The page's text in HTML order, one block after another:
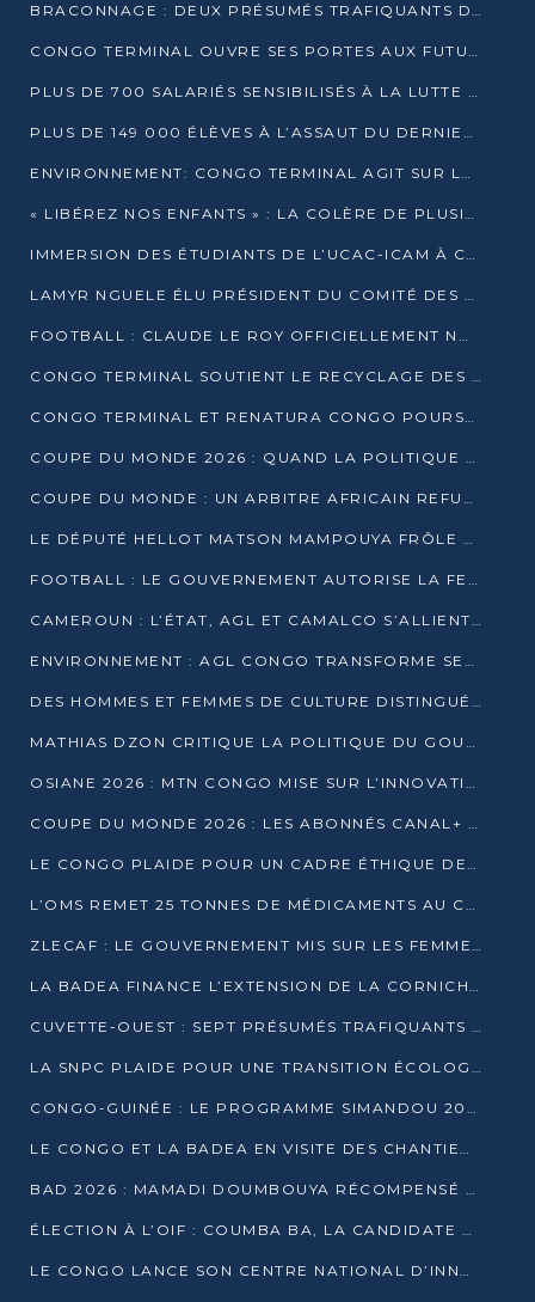
BRACONNAGE : DEUX PRÉSUMÉS TRAFIQUANTS D’HIPPOPOTAME ÉCROUÉS À BRAZZAVILLE
CONGO TERMINAL OUVRE SES PORTES AUX FUTURS INGÉNIEURS DE L’UCAC-ICAM
PLUS DE 700 SALARIÉS SENSIBILISÉS À LA LUTTE CONTRE LA TUBERCULOSE À CONGO TERMINAL
PLUS DE 149 000 ÉLÈVES À L’ASSAUT DU DERNIER CEPE
ENVIRONNEMENT: CONGO TERMINAL AGIT SUR LE TERRAIN ET FORME LES PLUS JEUNES
« LIBÉREZ NOS ENFANTS » : LA COLÈRE DE PLUSIEURS MÈRES À BRAZZAVILLE CONTRE LA DGSP
IMMERSION DES ÉTUDIANTS DE L’UCAC-ICAM À CONGO TERMINAL
LAMYR NGUELE ÉLU PRÉSIDENT DU COMITÉ DES MEMBRES D’HONNEUR DU PCT
FOOTBALL : CLAUDE LE ROY OFFICIELLEMENT NOMMÉ SÉLECTIONNEUR DU CONGO
CONGO TERMINAL SOUTIENT LE RECYCLAGE DES DÉCHETS PLASTIQUES À POINTE-NOIRE
CONGO TERMINAL ET RENATURA CONGO POURSUIVENT LEUR COMBAT POUR LA BIODIVERSITÉ
COUPE DU MONDE 2026 : QUAND LA POLITIQUE MENACE L’UNIVERSALITÉ DU FOOTBALL
COUPE DU MONDE : UN ARBITRE AFRICAIN REFUSÉ À L’ENTRÉE DES ÉTATS-UNIS
LE DÉPUTÉ HELLOT MATSON MAMPOUYA FRÔLE LA MORT LORS D’UNE EMBUSCADE DZNS LE POOL
FOOTBALL : LE GOUVERNEMENT AUTORISE LA FECOFOOT À OCCUPER LES COMPLEXES SPORTIFS
CAMEROUN : L’ÉTAT, AGL ET CAMALCO S’ALLIENT POUR UN MÉGA-PROJET FERROVIAIRE
ENVIRONNEMENT : AGL CONGO TRANSFORME SES DÉCHETS EN OUTILS DE FORMATION
DES HOMMES ET FEMMES DE CULTURE DISTINGUÉS POUR LEUR ENGAGEMENT PAR BANTOU CULTURE
MATHIAS DZON CRITIQUE LA POLITIQUE DU GOUVERNEMENT ET ALERTE SUR LA DETTE DU CONGO
OSIANE 2026 : MTN CONGO MISE SUR L’INNOVATION POUR RELEVER LES DÉFIS AFRICAINS
COUPE DU MONDE 2026 : LES ABONNÉS CANAL+ AU CONGO DÉÇUS À QUELQUES JOURS DU COUP D’ENVOI
LE CONGO PLAIDE POUR UN CADRE ÉTHIQUE DE L’INTELLIGENCE ARTIFICIELLE À DAKAR
L’OMS REMET 25 TONNES DE MÉDICAMENTS AU CONGO POUR RENFORCER LA RIPOSTE AUX ÉPIDÉMIES
ZLECAF : LE GOUVERNEMENT MIS SUR LES FEMMES ENTREPRENEURES
LA BADEA FINANCE L’EXTENSION DE LA CORNICHE SUD DE BRAZZAVILLE
CUVETTE-OUEST : SEPT PRÉSUMÉS TRAFIQUANTS DE FAUNE INTERPELLÉS À EWO ET KELLÉ
LA SNPC PLAIDE POUR UNE TRANSITION ÉCOLOGIQUE PROGRESSIVE
CONGO-GUINÉE : LE PROGRAMME SIMANDOU 2040 AU CŒUR DES ÉCHANGES À LA BAD
LE CONGO ET LA BADEA EN VISITE DES CHANTIERS
BAD 2026 : MAMADI DOUMBOUYA RÉCOMPENSÉ PAR LE TROPHÉE BABACAR NDIAYE À BRAZZAVILLE
ÉLECTION À L’OIF : COUMBA BA, LA CANDIDATE DISCRÈTE QUI BOUSCULE LE JEU DIPLOMATIQUE
LE CONGO LANCE SON CENTRE NATIONAL D’INNOVATION